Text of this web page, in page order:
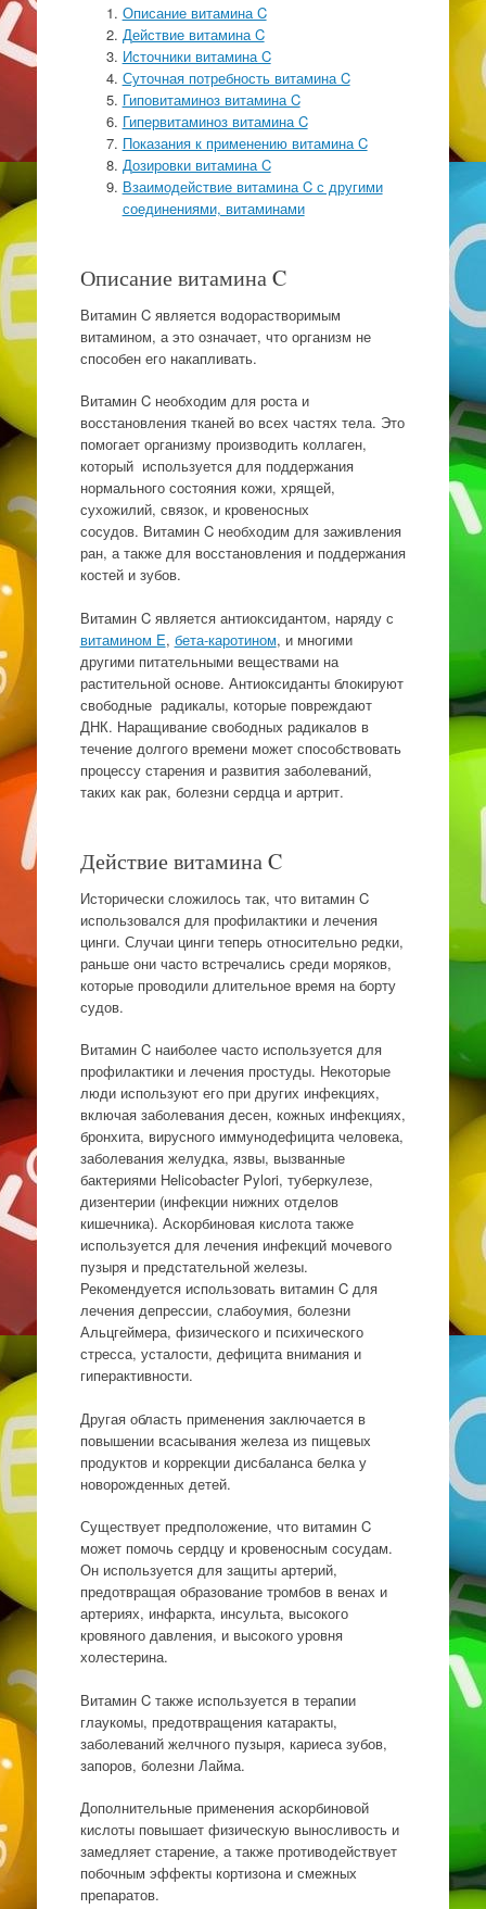
Описание витамина C
Действие витамина C
Источники витамина C
Суточная потребность витамина C
Гиповитаминоз витамина C
Гипервитаминоз витамина C
Показания к применению витамина C
Дозировки витамина C
Взаимодействие витамина C с другими
соединениями, витаминами
Описание витамина C
Витамин C является водорастворимым
витамином, а это означает, что организм не
способен его накапливать.
Витамин C необходим для роста и
восстановления тканей во всех частях тела. Это
помогает организму производить коллаген,
который используется для поддержания
нормального состояния кожи, хрящей,
сухожилий, связок, и кровеносных
сосудов. Витамин C необходим для заживления
ран, а также для восстановления и поддержания
костей и зубов.
Витамин C является антиоксидантом, наряду с
витамином E, бета-каротином, и многими
другими питательными веществами на
растительной основе. Антиоксиданты блокируют
свободные радикалы, которые повреждают
ДНК. Наращивание свободных радикалов в
течение долгого времени может способствовать
процессу старения и развития заболеваний,
таких как рак, болезни сердца и артрит.
Действие витамина C
Исторически сложилось так, что витамин C
использовался для профилактики и лечения
цинги. Случаи цинги теперь относительно редки,
раньше они часто встречались среди моряков,
которые проводили длительное время на борту
судов.
Витамин C наиболее часто используется для
профилактики и лечения простуды. Некоторые
люди используют его при других инфекциях,
включая заболевания десен, кожных инфекциях,
бронхита, вирусного иммунодефицита человека,
заболевания желудка, язвы, вызванные
бактериями Helicobacter Pylori, туберкулезе,
дизентерии (инфекции нижних отделов
кишечника). Аскорбиновая кислота также
используется для лечения инфекций мочевого
пузыря и предстательной железы.
Рекомендуется использовать витамин C для
лечения депрессии, слабоумия, болезни
Альцгеймера, физического и психического
стресса, усталости, дефицита внимания и
гиперактивности.
Другая область применения заключается в
повышении всасывания железа из пищевых
продуктов и коррекции дисбаланса белка у
новорожденных детей.
Существует предположение, что витамин C
может помочь сердцу и кровеносным сосудам.
Он используется для защиты артерий,
предотвращая образование тромбов в венах и
артериях, инфаркта, инсульта, высокого
кровяного давления, и высокого уровня
холестерина.
Витамин C также используется в терапии
глаукомы, предотвращения катаракты,
заболеваний желчного пузыря, кариеса зубов,
запоров, болезни Лайма.
Дополнительные применения аскорбиновой
кислоты повышает физическую выносливость и
замедляет старение, а также противодействует
побочным эффекты кортизона и смежных
препаратов.